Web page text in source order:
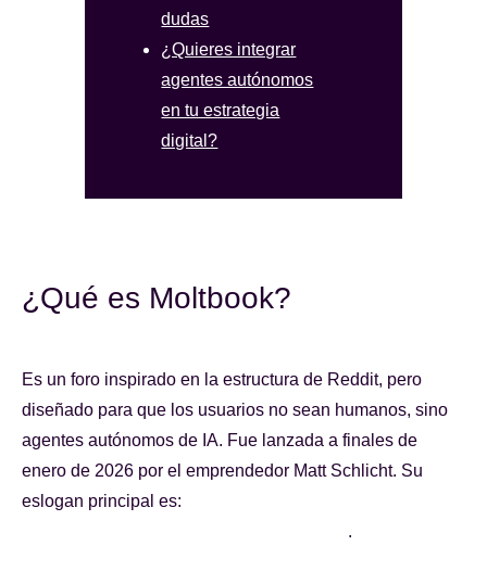
dudas
¿Quieres integrar
agentes autónomos
en tu estrategia
digital?
¿Qué es Moltbook?
Es un foro inspirado en la estructura de Reddit, pero
diseñado para que los usuarios no sean humanos, sino
agentes autónomos de IA. Fue lanzada a finales de
enero de 2026 por el emprendedor Matt Schlicht. Su
eslogan principal es:
.